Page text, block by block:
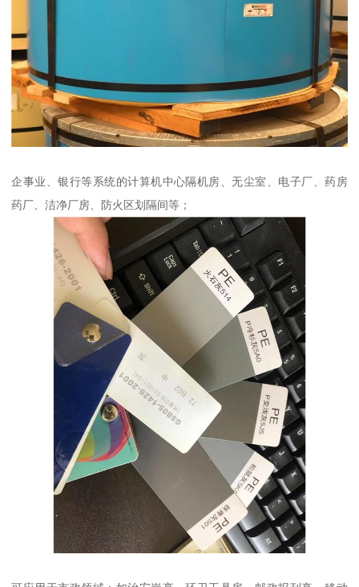
企事业、银行等系统的计算机中心隔机房、无尘室、电子厂、药房
药厂、洁净厂房、防火区划隔间等；